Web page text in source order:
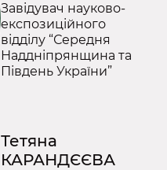
Завідувач науково-
експозиційного
відділу “Середня
Наддніпрянщина та
Південь України”
Тетяна
КАРАНДЄЄВА